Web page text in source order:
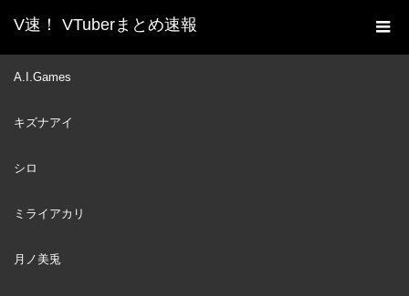
V速！ VTuberまとめ速報
A.I.Games
キズナアイ
シロ
ミライアカリ
月ノ美兎
ホーム
新着動画一覧
05